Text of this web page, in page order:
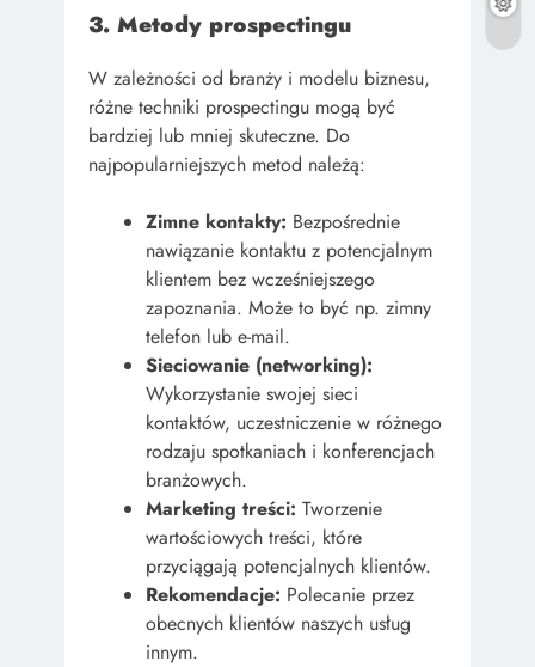
3. Metody prospectingu
W zależności od branży i modelu biznesu,
różne techniki prospectingu mogą być
bardziej lub mniej skuteczne. Do
najpopularniejszych metod należą:
Zimne kontakty: Bezpośrednie
nawiązanie kontaktu z potencjalnym
klientem bez wcześniejszego
zapoznania. Może to być np. zimny
telefon lub e-mail.
Sieciowanie (networking):
Wykorzystanie swojej sieci
kontaktów, uczestniczenie w różnego
rodzaju spotkaniach i konferencjach
branżowych.
Marketing treści: Tworzenie
wartościowych treści, które
przyciągają potencjalnych klientów.
Rekomendacje: Polecanie przez
obecnych klientów naszych usług
innym.